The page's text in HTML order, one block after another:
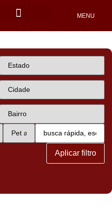
MENU
Aplicar filtro